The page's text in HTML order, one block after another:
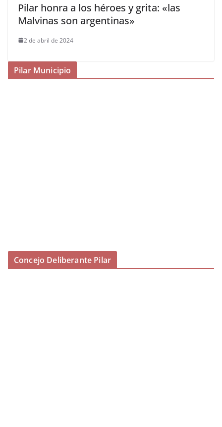
Pilar honra a los héroes y grita: «las
Malvinas son argentinas»
2 de abril de 2024
Pilar Municipio
Concejo Deliberante Pilar